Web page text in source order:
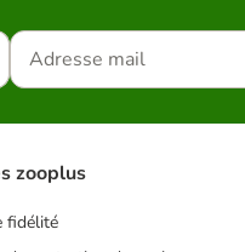
zooplus
fidélité